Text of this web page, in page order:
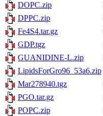
DOPC.zip
DPPC.zip
Fe4S4.tar.gz
GDP.tgz
GUANIDINE-L.zip
LipidsForGro96_53a6.zip
Mar278940.tgz
PGO.tar.gz
POPC.zip